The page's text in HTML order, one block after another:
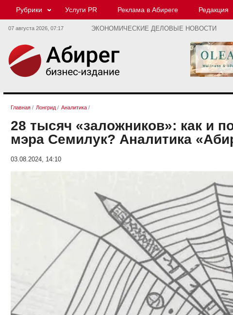
Рубрики Услуги PR Реклама в Абиреге Редакция
07 августа 2026, 07:17 ЭКОНОМИЧЕСКИЕ ДЕЛОВЫЕ НОВОСТИ
Главная / Лонгрид / Аналитика /
28 тысяч «заложников»: как и
мэра Семилук? Аналитика
03.08.2024, 14:10